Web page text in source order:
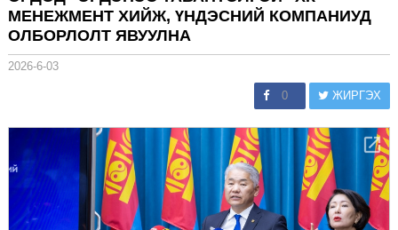
МЕНЕЖМЕНТ ХИЙЖ, ҮНДЭСНИЙ КОМПАНИУД
ОЛБОРЛОЛТ ЯВУУЛНА
2026-6-03
0 ЖИРГЭХ